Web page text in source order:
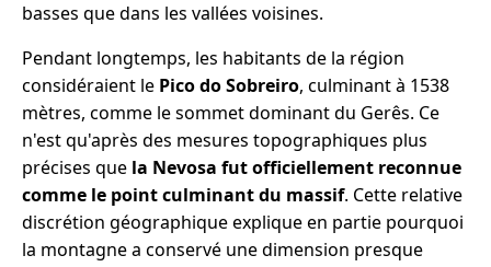
basses que dans les vallées voisines.
Pendant longtemps, les habitants de la région
considéraient le Pico do Sobreiro, culminant à 1538
mètres, comme le sommet dominant du Gerês. Ce
n'est qu'après des mesures topographiques plus
précises que la Nevosa fut officiellement reconnue
comme le point culminant du massif. Cette relative
discrétion géographique explique en partie pourquoi
la montagne a conservé une dimension presque